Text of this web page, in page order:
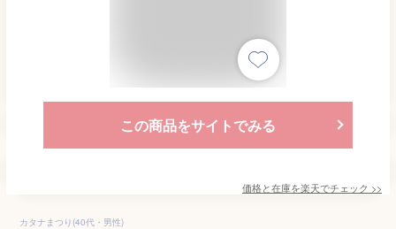
この商品をサイトでみる
価格と在庫を楽天でチェック >>
カタナまつり(40代・男性)